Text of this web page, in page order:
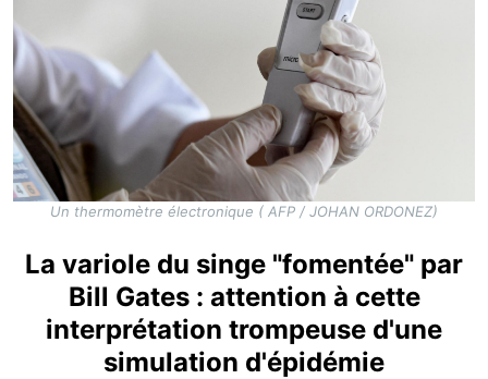
Un thermomètre électronique ( AFP / JOHAN ORDONEZ)
La variole du singe "fomentée" par
Bill Gates : attention à cette
interprétation trompeuse d'une
simulation d'épidémie